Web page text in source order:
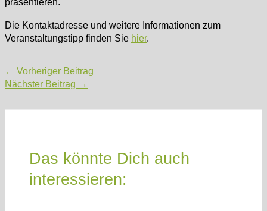
Die Kontaktadresse und weitere Informationen zum
Veranstaltungstipp finden Sie hier.
Post
navigation
← Vorheriger Beitrag
Nächster Beitrag →
Das könnte Dich auch
interessieren: